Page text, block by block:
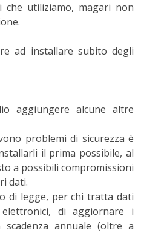
utiliziamo, magari non
ad installare subito degli
aggiungere alcune altre
problemi di sicurezza è
il prima possibile, al
a possibili compromissioni
dati.
di legge, per chi tratta dati
di aggiornare i
annuale (oltre a